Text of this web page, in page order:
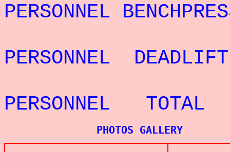
PERSONNEL
PERSONNEL
PERSONNEL
PHOTOS GALLERY